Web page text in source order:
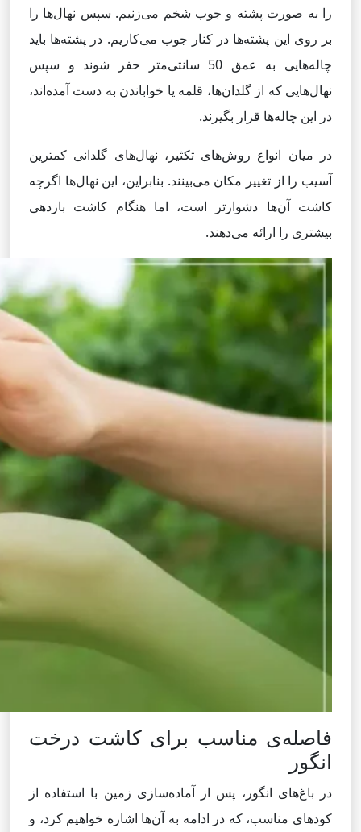
را به صورت پشته و جوب شخم می‌زنیم. سپس نهال‌ها را
بر روی این پشته‌ها در کنار جوب می‌کاریم. در پشته‌ها باید
چاله‌هایی به عمق 50 سانتی‌متر حفر شوند و سپس
نهال‌هایی که از گلدان‌ها، قلمه یا خواباندن به دست آمده‌اند،
در این چاله‌ها قرار بگیرند.
در میان انواع روش‌های تکثیر، نهال‌های گلدانی کمترین
آسیب را از تغییر مکان می‌بینند. بنابراین، این نهال‌ها اگرچه
کاشت آن‌ها دشوارتر است، اما هنگام کاشت بازدهی
بیشتری را ارائه می‌دهند.
فاصله‌ی مناسب برای کاشت درخت
انگور
در باغ‌های انگور، پس از آماده‌سازی زمین با استفاده از
کودهای مناسب، که در ادامه به آن‌ها اشاره خواهیم کرد، و